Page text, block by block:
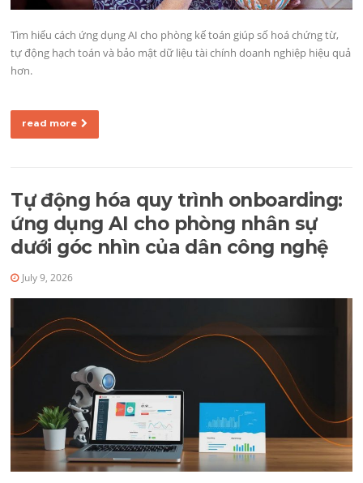
Tìm hiểu cách ứng dụng AI cho phòng kế toán giúp số hoá chứng từ,
tự động hạch toán và bảo mật dữ liệu tài chính doanh nghiệp hiệu quả
hơn.
read more
Tự động hóa quy trình onboarding:
ứng dụng AI cho phòng nhân sự
dưới góc nhìn của dân công nghệ
July 9, 2026